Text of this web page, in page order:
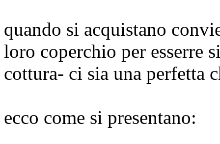
quando si acquistano
loro coperchio per esserre
cottura- ci sia una perfetta
ecco come si presentano: